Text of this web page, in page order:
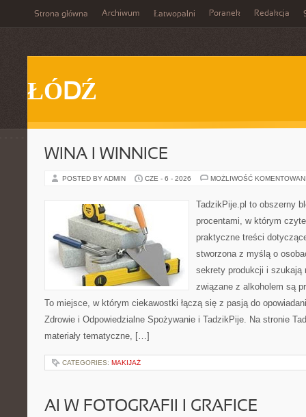
Strona główna Archiwum Łatwopalni Poranek Redakcja
ŁÓDŹ
WINA I WINNICE
POSTED BY ADMIN CZE - 6 - 2026 MOŻLIWOŚĆ
TadzikPije.pl to obszerny
procentami, w którym
praktyczne treści
stworzona z myślą o
sekrety produkcji i szukają
związane z alkoholem są
To miejsce, w którym ciekawostki łączą się z pasją do
Zdrowie i Odpowiedzialne Spożywanie i TadzikPije. Na stronie
materiały tematyczne, […]
CATEGORIES: MAKIJAŻ
AI W FOTOGRAFII I GRAFICE